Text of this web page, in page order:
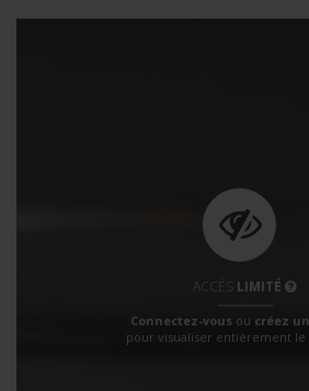
ACCÈS LIMITÉ
Connectez-vous ou créez
pour visualiser entièrement le